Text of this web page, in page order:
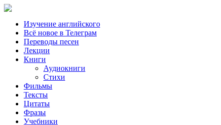
Изучение английского
Всё новое в Телеграм
Переводы песен
Лекции
Книги
Аудиокниги
Стихи
Фильмы
Тексты
Цитаты
Фразы
Учебники